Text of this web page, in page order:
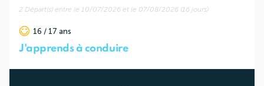
J'apprends à conduire
2 Départ(s) entre le 10/07/2026 et le 07/08/2026 (16 jours)
16 / 17 ans